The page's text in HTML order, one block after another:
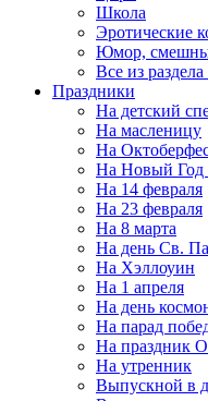
Школа
Эротические
Юмор,
Все из
Праздники
На детский
На масленицу
На
На Новый Год
На 14 февраля
На 23 февраля
На 8 марта
На день Св.
На Хэллоуин
На 1 апреля
На день
На парад
На праздник
На утренник
Выпускной в